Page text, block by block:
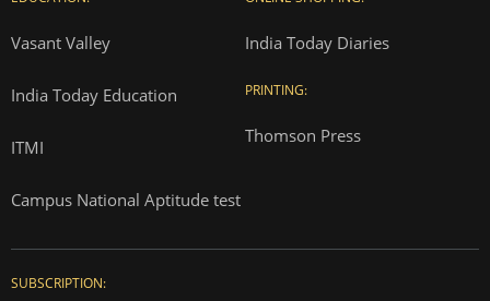
Vasant Valley
India Today Education
ITMI
Campus National Aptitude test
India Today Diaries
PRINTING:
Thomson Press
SUBSCRIPTION: